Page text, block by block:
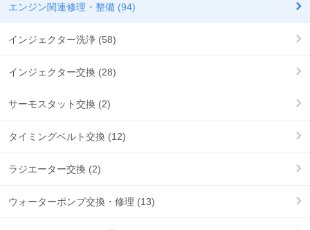
エンジン関連修理・整備 (94)
インジェクター洗浄 (58)
インジェクター交換 (28)
サーモスタット交換 (2)
タイミングベルト交換 (12)
ラジエーター交換 (2)
ウォーターポンプ交換・修理 (13)